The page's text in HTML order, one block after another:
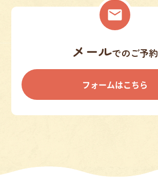
メールでのご予約
フォームはこちら